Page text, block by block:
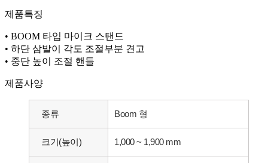
제품특징
• BOOM 타입 마이크 스탠드
• 하단 삼발이 각도 조절부분 견고
• 중단 높이 조절 핸들
제품사양
종류 Boom 형
크기(높이) 1,000 ~ 1,900 mm